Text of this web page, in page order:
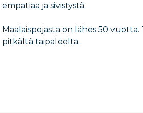
empatiaa ja sivistystä.
Maalaispojasta on lähes 50
pitkältä taipaleelta.